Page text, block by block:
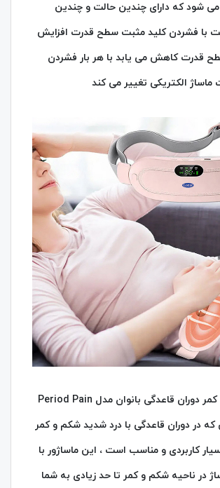
می شود که دارای چندین حالت و چندین
با فشردن کلید مثبت سطح قدرت افزایش
قدرت کاهش می یابد با هر بار فشردن
ماساژور شکم و کمر دوران قاعدگی بانوان مدل Period Pain
که در دوران قاعدگی با درد شدید شکم و کمر
کاربردی و مناسب است ، این ماساژور با
در ناحیه شکم و کمر تا حد زیادی به شما